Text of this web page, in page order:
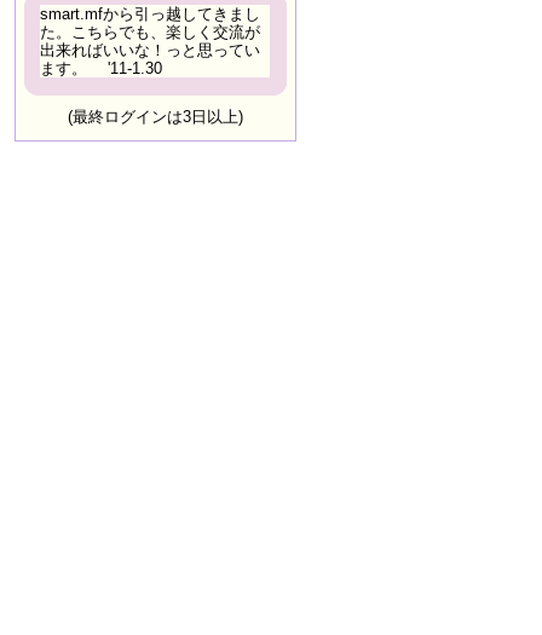
smart.mfから引っ越してきまし
た。こちらでも、楽しく交流が
出来ればいいな！っと思ってい
ます。 '11-1.30
(最終ログインは3日以上)